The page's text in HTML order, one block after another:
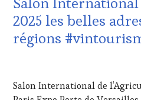
TOURISME
EDITION
LES
CLÉS
DE
LA
2025 les belles
régions
2025
Salon International de